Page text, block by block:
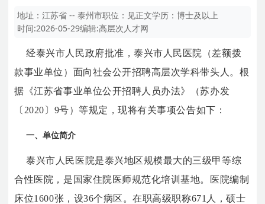
地址：江苏省 -- 泰州市职位： 见正文学历：博士及以上
时间:2026-05-29编辑:高层次人才网
经泰兴市人民政府批准，泰兴市人民医院（差额拨
款事业单位）面向社会公开招聘高层次学科带头人。根
据《江苏省事业单位公开招聘人员办法》（苏办发
〔2020〕9号）等规定，现将有关事项公告如下：
一、单位简介
泰兴市人民医院是泰兴地区规模最大的三级甲等综
合性医院，是国家住院医师规范化培训基地。医院编制
床位1600张，设36个病区。在职高级职称671人，硕士